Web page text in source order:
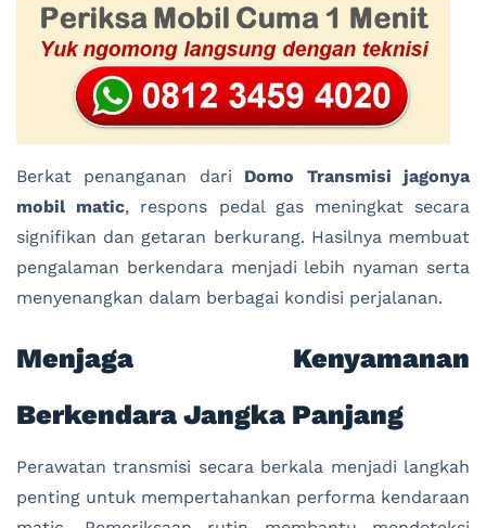
Berkat penanganan dari Domo Transmisi jagonya
mobil matic, respons pedal gas meningkat secara
signifikan dan getaran berkurang. Hasilnya membuat
pengalaman berkendara menjadi lebih nyaman serta
menyenangkan dalam berbagai kondisi perjalanan.
Menjaga Kenyamanan
Berkendara Jangka Panjang
Perawatan transmisi secara berkala menjadi langkah
penting untuk mempertahankan performa kendaraan